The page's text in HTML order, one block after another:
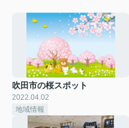
吹田市の桜スポット
2022.04.02
地域情報